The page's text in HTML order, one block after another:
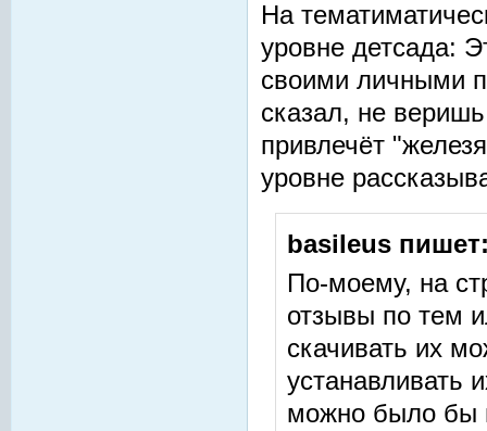
На
уровне детсада:
своими личными
сказал, не
привлечёт
уровне
basileus
По-моему, на
отзывы по тем
скачивать их
устанавливать
можно было бы